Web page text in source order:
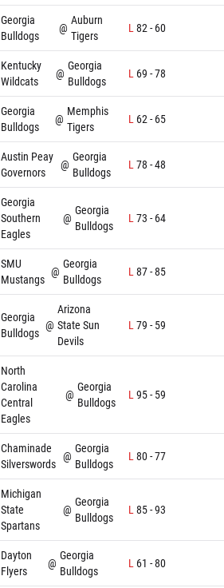
Georgia
Bulldogs
@
Auburn
Tigers
L82- 60
Kentucky
Wildcats
@
Georgia
Bulldogs
L 69 -78
Georgia
Bulldogs
@
Memphis
Tigers
L 62- 65
Austin Peay
Governors
@
Georgia
Bulldogs
L78 -48
Georgia
Southern
Eagles
@
Georgia
Bulldogs
L73 - 64
SMU
Mustangs
@
Georgia
Bulldogs
L87-85
Georgia
Bulldogs
@
Arizona
State Sun
Devils
L79 - 59
North
Carolina
Central
Eagles
@
Georgia
Bulldogs
L95- 59
Chaminade
Silverswords
@
Georgia
Bulldogs
L80-77
Michigan
State
Spartans
@
Georgia
Bulldogs
L85-93
Dayton
Flyers
@
Georgia
Bulldogs
L 61 -80